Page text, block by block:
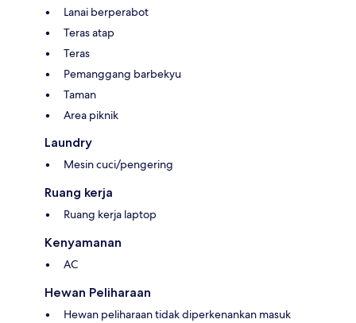
Lanai berperabot
Teras atap
Teras
Pemanggang barbekyu
Taman
Area piknik
Laundry
Mesin cuci/pengering
Ruang kerja
Ruang kerja laptop
Kenyamanan
AC
Hewan Peliharaan
Hewan peliharaan tidak diperkenankan masuk